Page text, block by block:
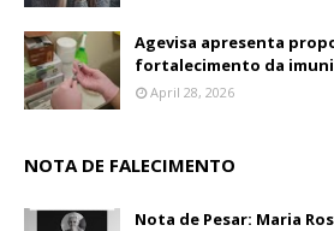
Agevisa apresenta
fortalecimento da
April 28, 2026
NOTA DE FALECIMENTO
Nota de Pesar: Maria